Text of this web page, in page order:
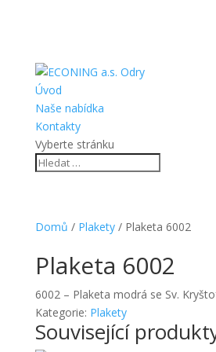
Úvod
Naše nabídka
Kontakty
Vyberte stránku
Domů / Plakety/ Plaketa 6002
Plaketa 6002
6002 – Plaketa modrá se Sv.
Kategorie: Plakety
Související